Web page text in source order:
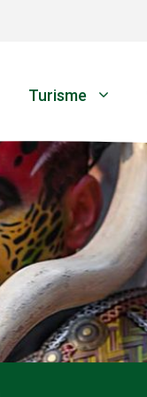
Turisme